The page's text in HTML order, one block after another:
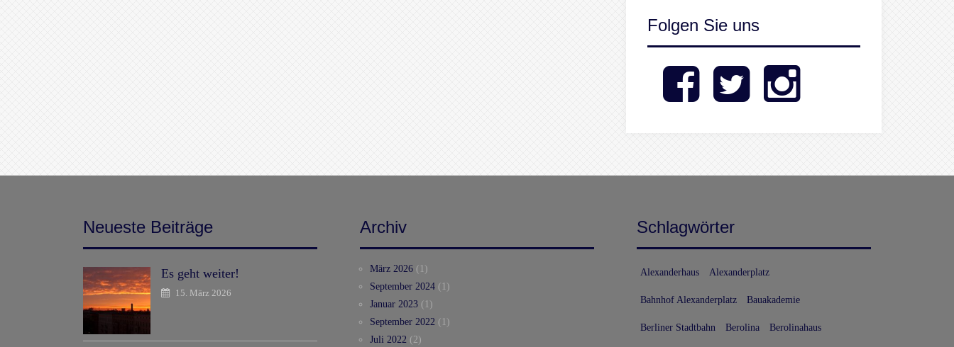
Folgen Sie uns
Facebook Twitter Instagram
Neueste Beiträge
Es geht weiter!
15. März 2026
Archiv
März 2026 (1)
September 2024 (1)
Januar 2023 (1)
September 2022 (1)
Juli 2022 (2)
Schlagwörter
Alexanderhaus Alexanderplatz
Bahnhof Alexanderplatz Bauakademie
Berliner Stadtbahn Berolina Berolinahaus